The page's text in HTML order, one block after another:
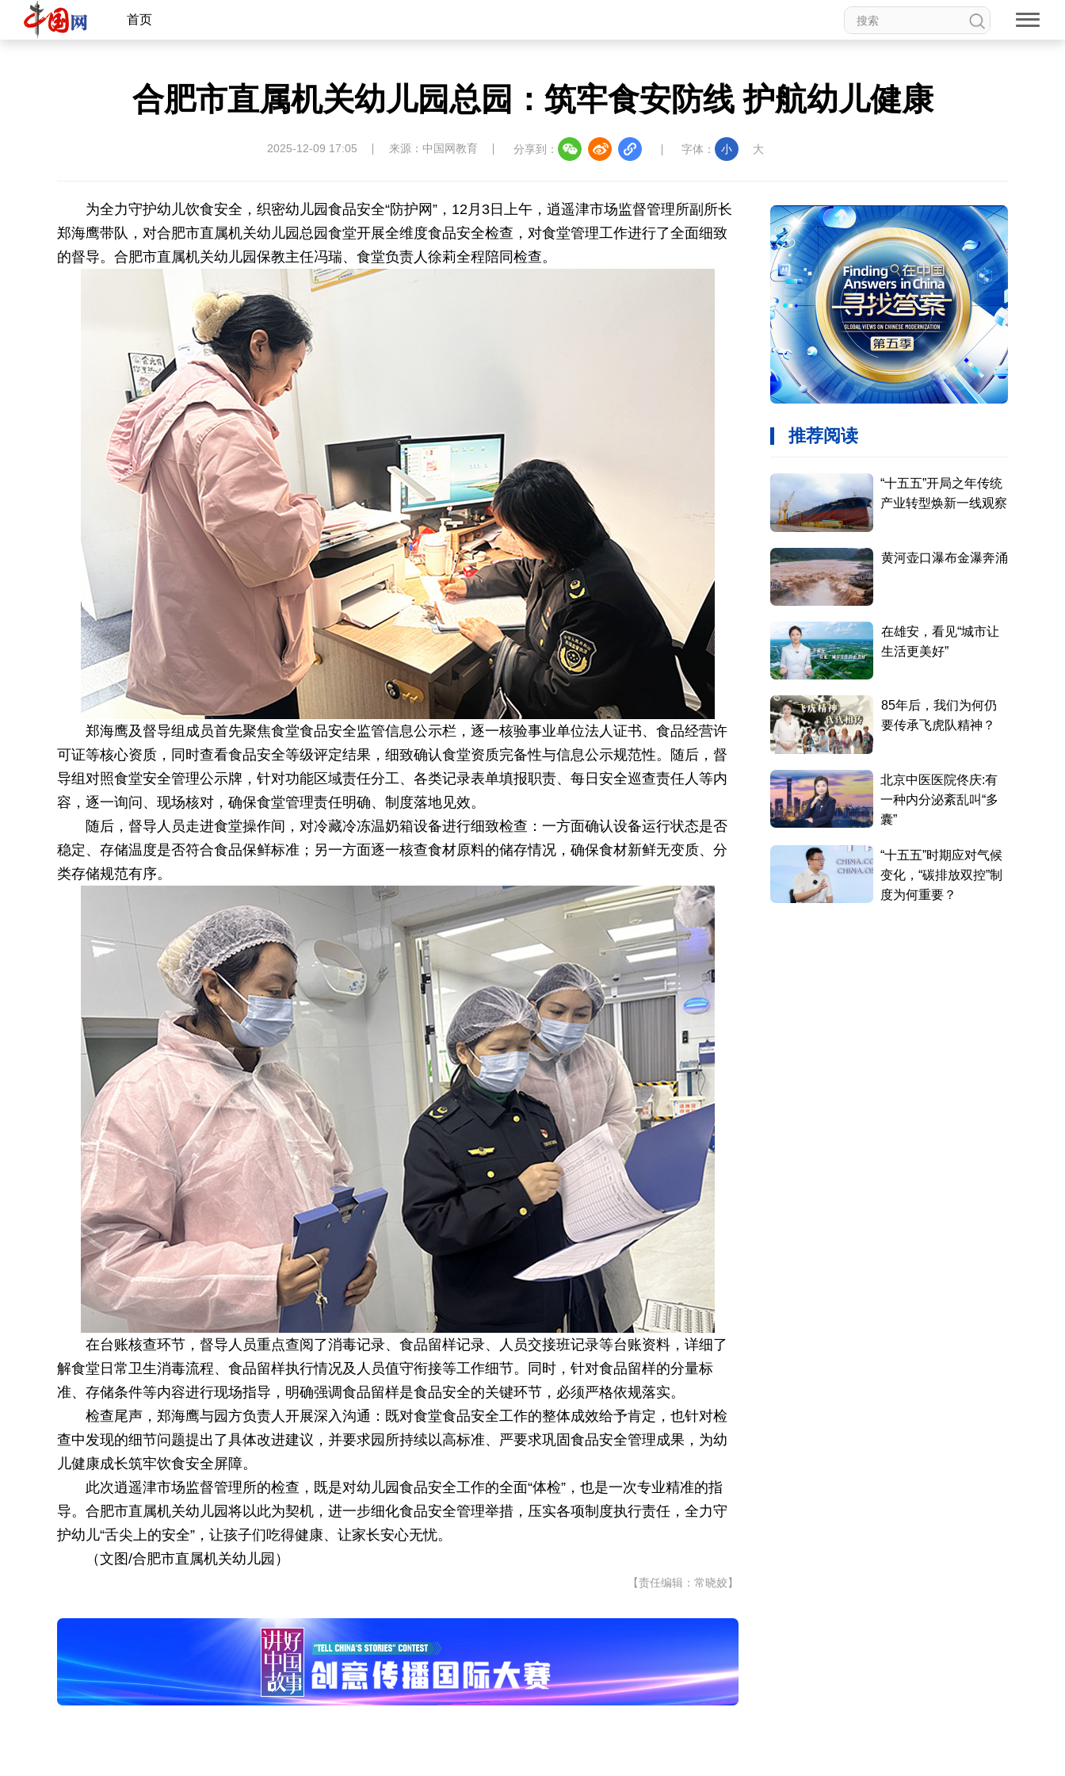
首页
合肥市直属机关幼儿园总园：筑牢食安防线 护航幼儿健康
2025-12-09 17:05 来源：中国网教育 分享到： 字体： 小 大
为全力守护幼儿饮食安全，织密幼儿园食品安全“防护网”，12月3日上午，逍遥津市场监督管理所副所长
郑海鹰带队，对合肥市直属机关幼儿园总园食堂开展全维度食品安全检查，对食堂管理工作进行了全面细致
的督导。合肥市直属机关幼儿园保教主任冯瑞、食堂负责人徐莉全程陪同检查。
郑海鹰及督导组成员首先聚焦食堂食品安全监管信息公示栏，逐一核验事业单位法人证书、食品经营许
可证等核心资质，同时查看食品安全等级评定结果，细致确认食堂资质完备性与信息公示规范性。随后，督
导组对照食堂安全管理公示牌，针对功能区域责任分工、各类记录表单填报职责、每日安全巡查责任人等内
容，逐一询问、现场核对，确保食堂管理责任明确、制度落地见效。
随后，督导人员走进食堂操作间，对冷藏冷冻温奶箱设备进行细致检查：一方面确认设备运行状态是否
稳定、存储温度是否符合食品保鲜标准；另一方面逐一核查食材原料的储存情况，确保食材新鲜无变质、分
类存储规范有序。
在台账核查环节，督导人员重点查阅了消毒记录、食品留样记录、人员交接班记录等台账资料，详细了
解食堂日常卫生消毒流程、食品留样执行情况及人员值守衔接等工作细节。同时，针对食品留样的分量标
准、存储条件等内容进行现场指导，明确强调食品留样是食品安全的关键环节，必须严格依规落实。
检查尾声，郑海鹰与园方负责人开展深入沟通：既对食堂食品安全工作的整体成效给予肯定，也针对检
查中发现的细节问题提出了具体改进建议，并要求园所持续以高标准、严要求巩固食品安全管理成果，为幼
儿健康成长筑牢饮食安全屏障。
此次逍遥津市场监督管理所的检查，既是对幼儿园食品安全工作的全面“体检”，也是一次专业精准的指
导。合肥市直属机关幼儿园将以此为契机，进一步细化食品安全管理举措，压实各项制度执行责任，全力守
护幼儿“舌尖上的安全”，让孩子们吃得健康、让家长安心无忧。
（文图/合肥市直属机关幼儿园）
【责任编辑：常晓姣】